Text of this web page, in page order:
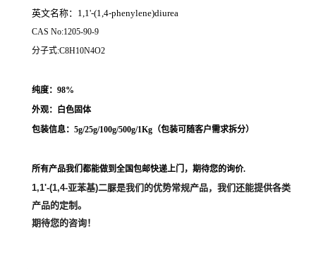
英文名称：1,1'-(1,4-phenylene)diurea
CAS No:1205-90-9
分子式:C8H10N4O2
纯度：98%
外观：白色固体
包装信息：5g/25g/100g/500g/1Kg（包装可随客户需求拆分）
所有产品我们都能做到全国包邮快递上门，期待您的询价.
1,1'-(1,4-亚苯基)二脲是我们的优势常规产品，我们还能提供各类
产品的定制。
期待您的咨询！